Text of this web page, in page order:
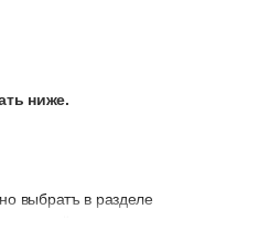
ниже.
выбратъ в разделе